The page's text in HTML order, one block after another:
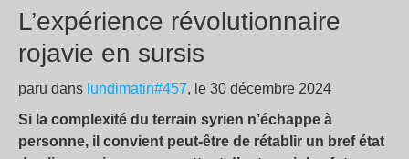
L’expérience révolutionnaire
rojavie en sursis
paru dans lundimatin#457, le 30 décembre 2024
Si la complexité du terrain syrien n’échappe à
personne, il convient peut-être de rétablir un bref état